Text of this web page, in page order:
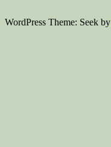
WordPress Theme: Seek by